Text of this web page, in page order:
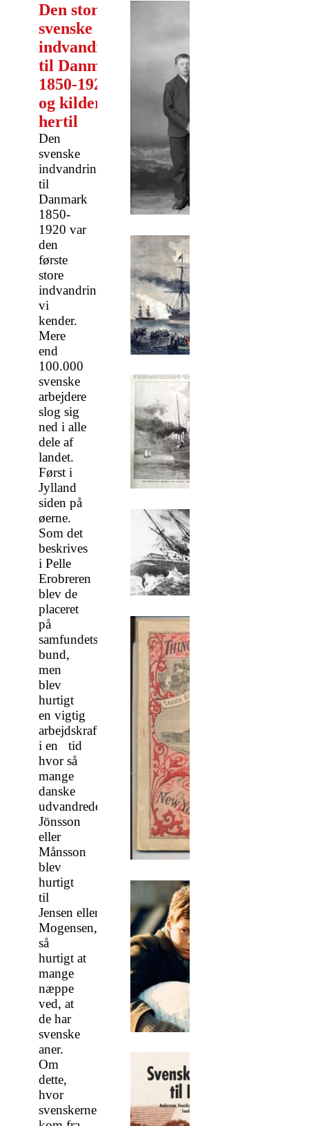
Den store
svenske
indvandring
til Danmark
1850-1920 -
og kilderne
hertil
Den
svenske
indvandring
til
Danmark
1850-
1920 var
den
første
store
indvandringsbølge
vi
kender.
Mere
end
100.000
svenske
arbejdere
slog sig
ned i alle
dele af
landet.
Først i
Jylland
siden på
øerne.
Som det
beskrives
i Pelle
Erobreren
blev de
placeret
på
samfundets
bund,
men
blev
hurtigt
en vigtig
arbejdskraft
i en tid
hvor så
mange
danske
udvandrede.
Jönsson
eller
Månsson
blev
hurtigt
til
Jensen eller
Mogensen,
så
hurtigt at
mange
næppe
ved, at
de har
svenske
aner.
Om
dette,
hvor
svenskerne